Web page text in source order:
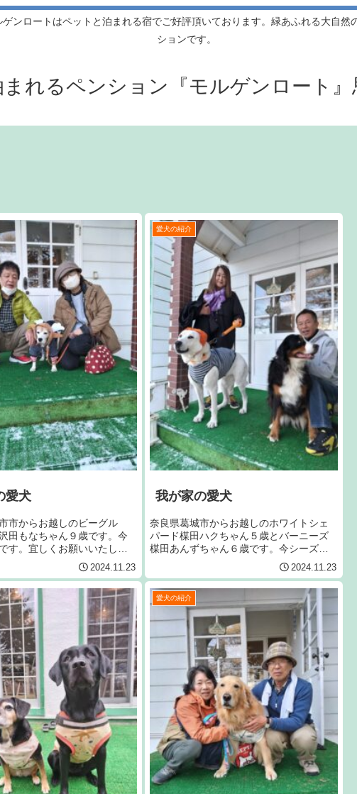
ンロートはペットと泊まれる宿でご好評頂いております。緑あふれる大自
ションです。
れるペンション『モルゲンロート』
愛犬
市からお越しのビーグル
田もなちゃん９歳です。今
す。宜しくお願いいたしま
2024.11.23
愛犬の紹介
我が家の愛犬
奈良県葛城市からお越しのホワイトシェ
パード楳田ハクちゃん５歳とバーニーズ
楳田あんずちゃん６歳です。今シーズン
３回目です。今回で４２回目です。宜し
2024.11.23
愛犬の紹介